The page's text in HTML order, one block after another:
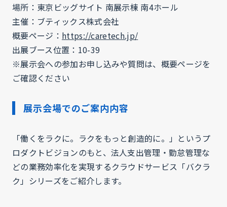
場所：東京ビッグサイト 南展示棟 南4ホール
主催：ブティックス株式会社
概要ページ： https://caretech.jp/
出展ブース位置：10-39
※展示会への参加お申し込みや質問は、概要ページを
ご確認ください
展示会場でのご案内内容
「働くをラクに。ラクをもっと創造的に。」というプ
ロダクトビジョンのもと、法人支出管理・勤怠管理な
どの業務効率化を実現するクラウドサービス「バクラ
ク」シリーズをご紹介します。